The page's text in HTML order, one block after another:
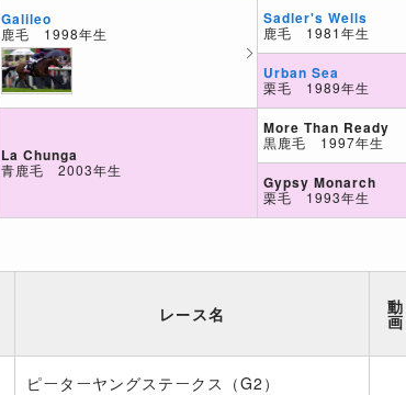
Galileo
鹿毛 1998年生
La Chunga
青鹿毛 2003年生
Sadler's Wells
鹿毛 1981年生
Urban Sea
栗毛 1989年生
More Than Ready
黒鹿毛 1997年生
Gypsy Monarch
栗毛 1993年生
レース名 動
画
ピーターヤングステークス（G2）